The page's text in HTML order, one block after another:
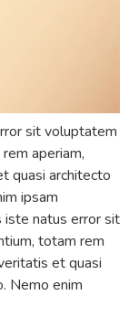
sit voluptatem
aperiam,
quasi architecto
ipsam
iste natus error sit
totam rem
et quasi
Nemo enim